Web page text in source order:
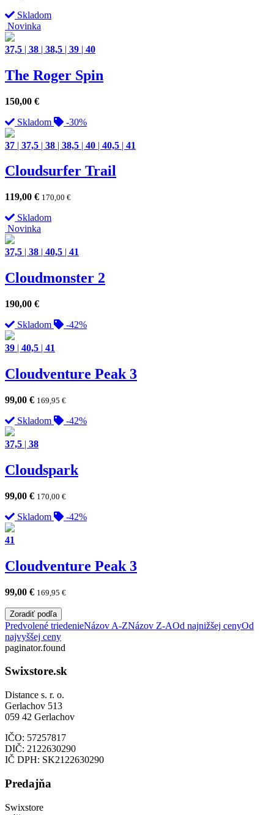
Skladom
Novinka
37,5 | 38 | 38,5 | 39 | 40
The Roger Spin
150,00 €
Skladom
-30%
37 | 37,5 | 38 | 38,5 | 40 | 40,5 | 41
Cloudsurfer Trail
119,00 € 170,00 €
Skladom
Novinka
37,5 | 38 | 40,5 | 41
Cloudmonster 2
190,00 €
Skladom
-42%
39 | 40,5 | 41
Cloudventure Peak 3
99,00 € 169,95 €
Skladom -42%
37,5 | 38
Cloudspark
99,00 € 170,00 €
Skladom -42%
41
Cloudventure Peak 3
99,00 € 169,95 €
Zoradiť podľa
Predvolené triedenieNázov A-ZNázov Z-AOd najnižšej cenyOd
najvyššej ceny
paginator.found
Swixstore.sk
Distance s. r. o.
Gerlachov 513
059 42 Gerlachov
IČO: 57257817
DIČ: 2122630290
IČ DPH: SK2122630290
Predajňa
Swixstore